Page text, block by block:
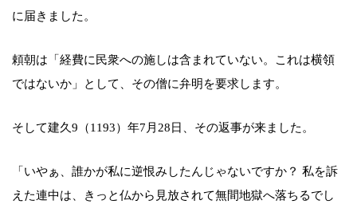
に届きました。
頼朝は「経費に民衆への施しは含まれていない。これは横領
ではないか」として、その僧に弁明を要求します。
そして建久9（1193）年7月28日、その返事が来ました。
「いやぁ、誰かが私に逆恨みしたんじゃないですか？ 私を訴
えた連中は、きっと仏から見放されて無間地獄へ落ちるでし